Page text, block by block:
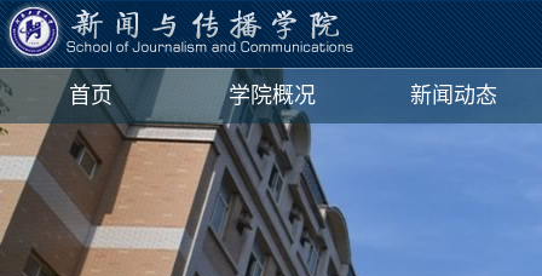
首页 学院概况 新闻动态